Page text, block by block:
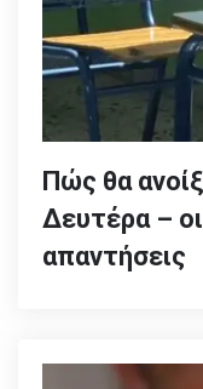
Πώς θα
Δευτέρα –
απαντήσεις